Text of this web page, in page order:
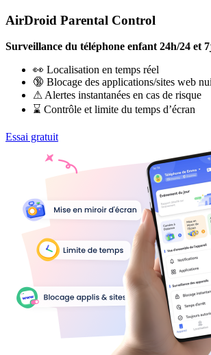
AirDroid Parental Control
Surveillance du téléphone enfant 24h/24 et
👀 Localisation en temps réel
🔞 Blocage des applications/sites web
⚠ Alertes instantanées en cas de risque
⌛ Contrôle et limite du temps d’écran
Essai gratuit